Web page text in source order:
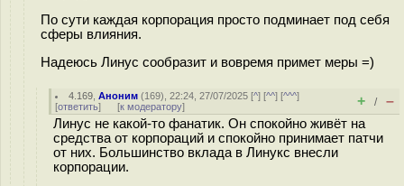
По сути каждая корпорация просто подминает под себя
сферы влияния.
Надеюсь Линус сообразит и вовремя примет меры =)
4.169 ,Аноним (169), 22:24, 27/07/2025 [^] [^^] [^^^]
[ответить] [к модератору] + / –
Линус не какой-то фанатик. Он спокойно живёт на
средства от корпораций и спокойно принимает патчи
от них. Большинство вклада в Линукс внесли
корпорации.